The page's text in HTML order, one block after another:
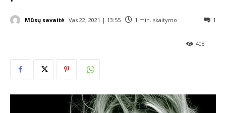
Mūsų savaitė Vas 22, 2021 | 13:55 1 min. skaitymo 1
408